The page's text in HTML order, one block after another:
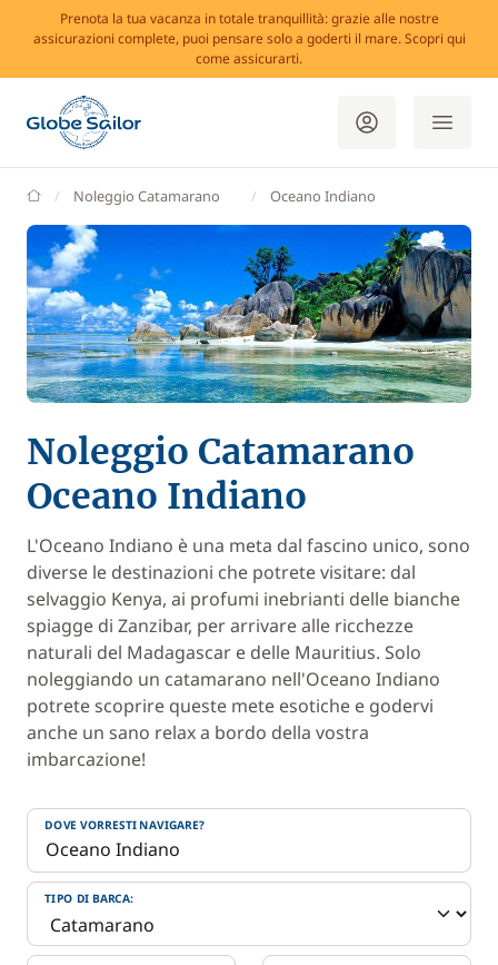
Prenota la tua vacanza in totale tranquillità: grazie alle nostre
assicurazioni complete, puoi pensare solo a goderti il mare. Scopri qui
come assicurarti.
GlobeSailor
Noleggio Catamarano Oceano Indiano
Noleggio Catamarano
Oceano Indiano
L'Oceano Indiano è una meta dal fascino unico, sono
diverse le destinazioni che potrete visitare: dal
selvaggio Kenya, ai profumi inebrianti delle bianche
spiagge di Zanzibar, per arrivare alle ricchezze
naturali del Madagascar e delle Mauritius. Solo
noleggiando un catamarano nell'Oceano Indiano
potrete scoprire queste mete esotiche e godervi
anche un sano relax a bordo della vostra
imbarcazione!
DOVE VORRESTI NAVIGARE?
TIPO DI BARCA: